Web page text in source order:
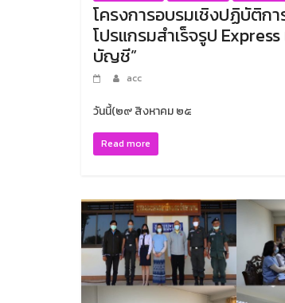
โครงการอบรมเชิงปฏิบัติกา
โปรแกรมสำเร็จรูป
บัญชี”
acc
วันนี้(๒๙ สิงหาคม ๒๕
Read more